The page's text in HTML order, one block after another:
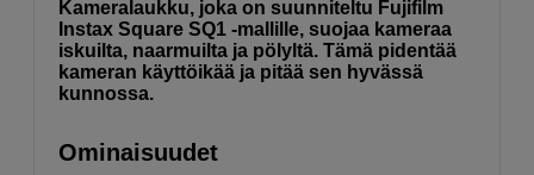
Kameralaukku, joka on suunniteltu Fujifilm
Instax Square SQ1 -mallille, suojaa kameraa
iskuilta, naarmuilta ja pölyltä. Tämä pidentää
kameran käyttöikää ja pitää sen hyvässä
kunnossa.
Ominaisuudet